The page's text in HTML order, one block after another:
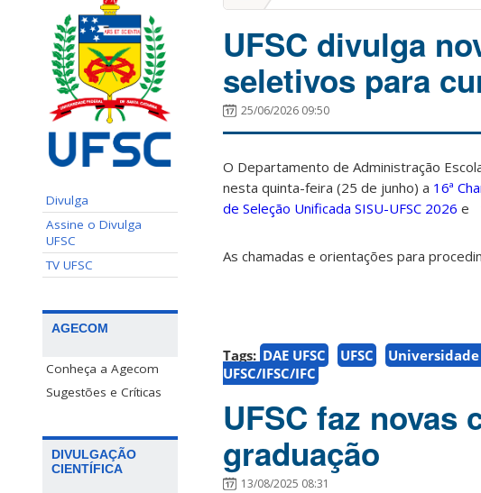
Divulga
Assine o Divulga
UFSC
TV UFSC
AGECOM
Conheça a Agecom
Sugestões e Críticas
DIVULGAÇÃO
CIENTÍFICA
UFSC divulga
seletivos para
25/06/2026 09:50
O Departamento de Administração
nesta quinta-feira (25 de junho) a 16ª
de Seleção Unificada SISU-UFSC 2026 e
As chamadas e orientações para
Tags: DAE UFSC UFSC
UFSC/IFSC/IFC
UFSC faz novas
graduação
13/08/2025 08:31